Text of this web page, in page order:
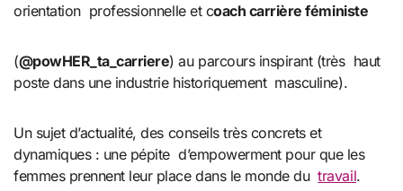
orientation professionnelle et coach carrière féministe
(@powHER_ta_carriere) au parcours inspirant (très haut
poste dans une industrie historiquement masculine).
Un sujet d’actualité, des conseils très concrets et
dynamiques : une pépite d’empowerment pour que les
femmes prennent leur place dans le monde dutravail.